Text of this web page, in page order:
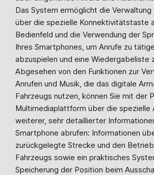
Das System ermöglicht die Verwaltung
über die spezielle Konnektivitätstaste
Bedienfeld und die Verwendung der
Ihres Smartphones, um Anrufe zu
abzuspielen und eine Wiedergabeliste
Abgesehen von den Funktionen zur
Anrufen und Musik, die das digitale
Fahrzeugs nutzen, können Sie mit der
Multimediaplattform über die spezielle
weiterer, sehr detaillierter
Smartphone abrufen: Informationen
zurückgelegte Strecke und den
Fahrzeugs sowie ein praktisches
Speicherung der Position beim